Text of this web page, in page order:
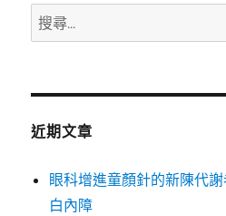
搜
尋
鍵
近期文章
眼科增進童顏針的新陳代
白內障